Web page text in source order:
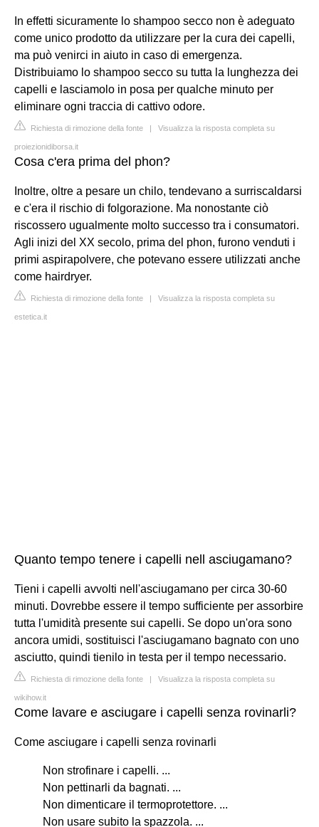
In effetti sicuramente lo shampoo secco non è adeguato
come unico prodotto da utilizzare per la cura dei capelli,
ma può venirci in aiuto in caso di emergenza.
Distribuiamo lo shampoo secco su tutta la lunghezza dei
capelli e lasciamolo in posa per qualche minuto per
eliminare ogni traccia di cattivo odore.
Richiesta di rimozione della fonte | Visualizza la risposta completa su
proiezionidiborsa.it
Cosa c'era prima del phon?
Inoltre, oltre a pesare un chilo, tendevano a surriscaldarsi
e c'era il rischio di folgorazione. Ma nonostante ciò
riscossero ugualmente molto successo tra i consumatori.
Agli inizi del XX secolo, prima del phon, furono venduti i
primi aspirapolvere, che potevano essere utilizzati anche
come hairdryer.
Richiesta di rimozione della fonte | Visualizza la risposta completa su
estetica.it
Quanto tempo tenere i capelli nell asciugamano?
Tieni i capelli avvolti nell'asciugamano per circa 30-60
minuti. Dovrebbe essere il tempo sufficiente per assorbire
tutta l'umidità presente sui capelli. Se dopo un'ora sono
ancora umidi, sostituisci l'asciugamano bagnato con uno
asciutto, quindi tienilo in testa per il tempo necessario.
Richiesta di rimozione della fonte | Visualizza la risposta completa su
wikihow.it
Come lavare e asciugare i capelli senza rovinarli?
Come asciugare i capelli senza rovinarli
Non strofinare i capelli. ...
Non pettinarli da bagnati. ...
Non dimenticare il termoprotettore. ...
Non usare subito la spazzola. ...